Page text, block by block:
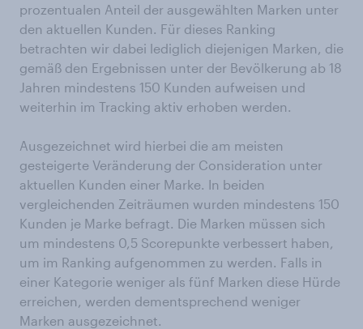
prozentualen Anteil der ausgewählten Marken unter
den aktuellen Kunden. Für dieses Ranking
betrachten wir dabei lediglich diejenigen Marken, die
gemäß den Ergebnissen unter der Bevölkerung ab 18
Jahren mindestens 150 Kunden aufweisen und
weiterhin im Tracking aktiv erhoben werden.
Ausgezeichnet wird hierbei die am meisten
gesteigerte Veränderung der Consideration unter
aktuellen Kunden einer Marke. In beiden
vergleichenden Zeiträumen wurden mindestens 150
Kunden je Marke befragt. Die Marken müssen sich
um mindestens 0,5 Scorepunkte verbessert haben,
um im Ranking aufgenommen zu werden. Falls in
einer Kategorie weniger als fünf Marken diese Hürde
erreichen, werden dementsprechend weniger
Marken ausgezeichnet.